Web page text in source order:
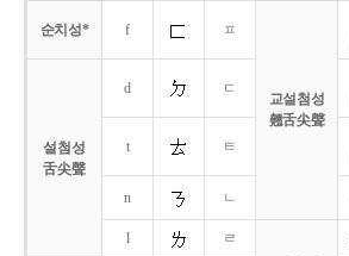
순치성* f ㅍ
교설첨성
翹舌尖聲
설첨성
舌尖聲
d ㄷ
t ㅌ
n ㄴ
l
ㄹ